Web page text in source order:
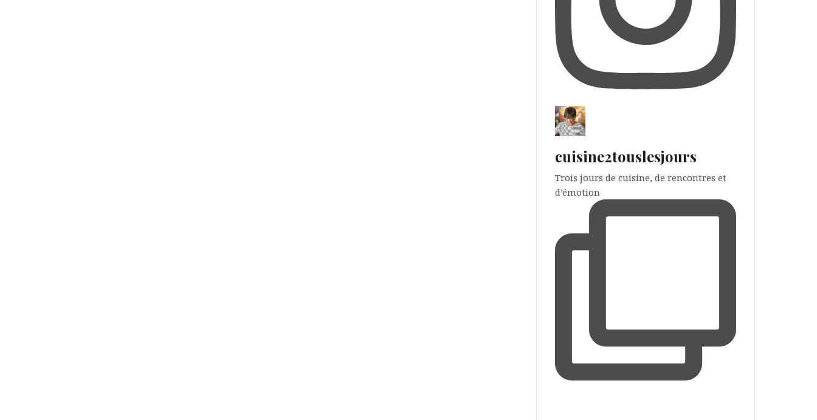
cuisine2touslesjours
Trois jours de cuisine, de rencontres et
d’émotion